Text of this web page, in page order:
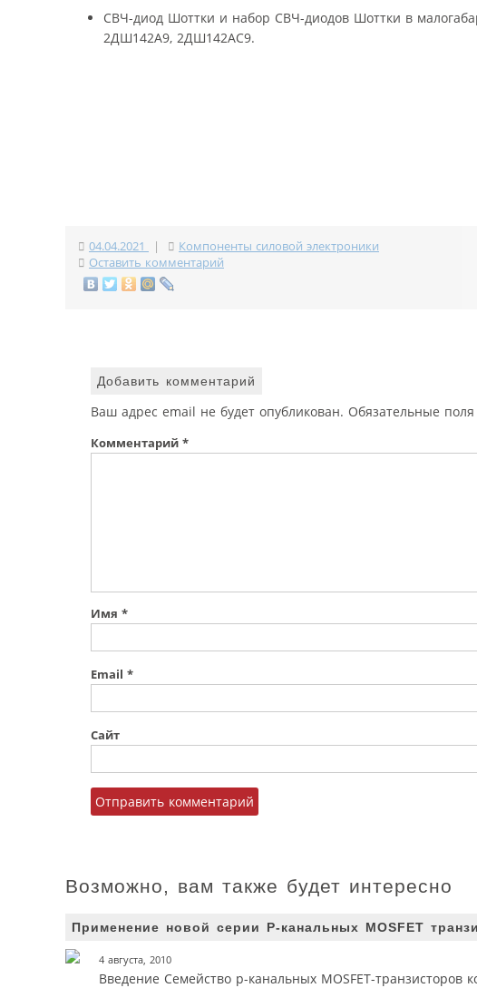
СВЧ-диод Шоттки и набор СВЧ-диодов Шоттки в
2ДШ142А9, 2ДШ142АС9.
04.04.2021 |
Компоненты силовой электроники
Оставить комментарий
Добавить комментарий
Ваш адрес email не будет опубликован. Обязательные
Комментарий *
Имя *
Email *
Сайт
Возможно, вам также будет интересно
Применение новой серии P-канальных MOSFET
4 августа, 2010
Введение Семейство p-канальных MOSFET-